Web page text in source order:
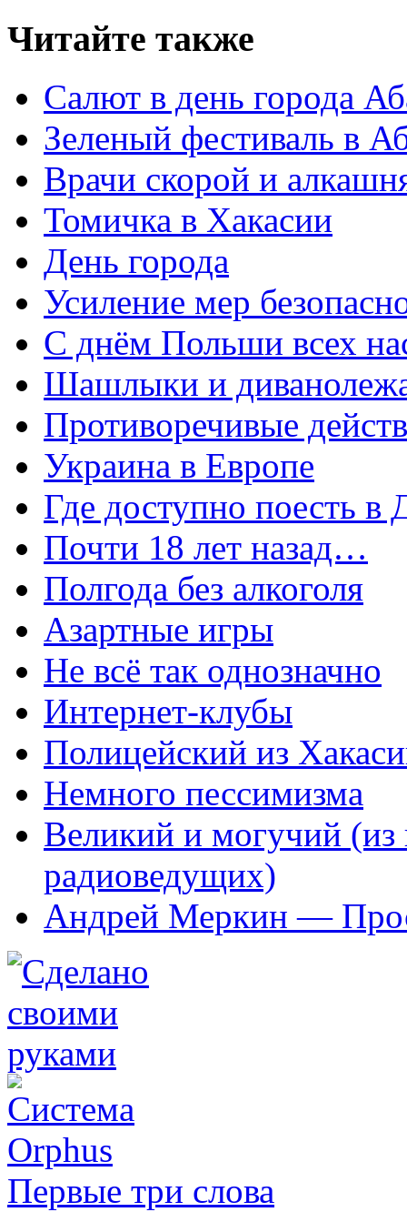
Читайте также
Салют в день города
Зеленый фестиваль в
Врачи скорой и
Томичка в Хакасии
День города
Усиление мер
С днём Польши всех
Шашлыки и
Противоречивые
Украина в Европе
Где доступно поесть в
Почти 18 лет назад…
Полгода без алкоголя
Азартные игры
Не всё так однозначно
Интернет-клубы
Полицейский из
Немного пессимизма
Великий и могучий (из
радиоведущих)
Андрей Меркин —
Первые три слова